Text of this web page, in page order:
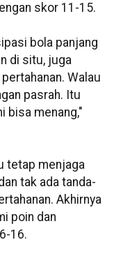
skor 11-15.
bola panjang
di situ, juga
Walau
pasrah. Itu
bisa menang,"
tetap menjaga
tak ada tanda-
Akhirnya
poin dan
16.